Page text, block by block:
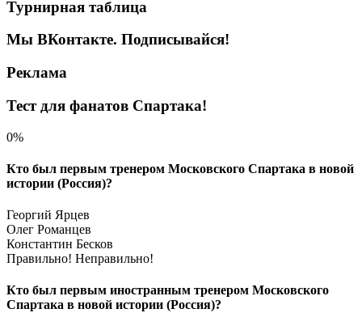
Турнирная таблица
Мы ВКонтакте. Подписывайся!
Реклама
Тест для фанатов Спартака!
0%
Кто был первым тренером Московского Спартака в новой
истории (Россия)?
Георгий Ярцев
Олег Романцев
Константин Бесков
Правильно! Неправильно!
Кто был первым иностранным тренером Московского
Спартака в новой истории (Россия)?